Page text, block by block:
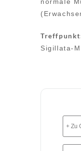
normale
Sigillata-
+ Zu